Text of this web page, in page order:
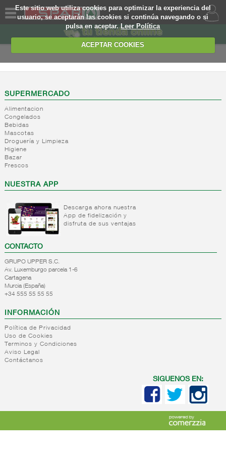
Este sitio web utiliza cookies para optimizar la experiencia del
usuario, se aceptarán las cookies si continúa navegando o si
pulsa en aceptar.Leer Política
ACEPTAR COOKIES
SOMOS
WEB
EJEMPLO
SUPERMERCADO
Alimentacion
Congelados
Bebidas
Mascotas
Droguería y Limpieza
Higiene
Bazar
Frescos
NUESTRA APP
Descarga ahora nuestra
App de fidelización y
disfruta de sus ventajas
CONTACTO
GRUPO UPPER S.C.
Av. Luxemburgo parcela 1-6
Cartagena
Murcia (España)
+34 555 55 55 55
INFORMACIÓN
Política de Privacidad
Uso de Cookies
Terminos y Condiciones
Aviso Legal
Contáctanos
SIGUENOS EN: